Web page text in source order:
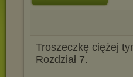
Troszeczkę ciężej
Rozdział 7.